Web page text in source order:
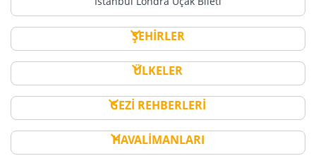
ŞEHİRLER
ÜLKELER
GEZİ REHBERLERİ
HAVALİMANLARI